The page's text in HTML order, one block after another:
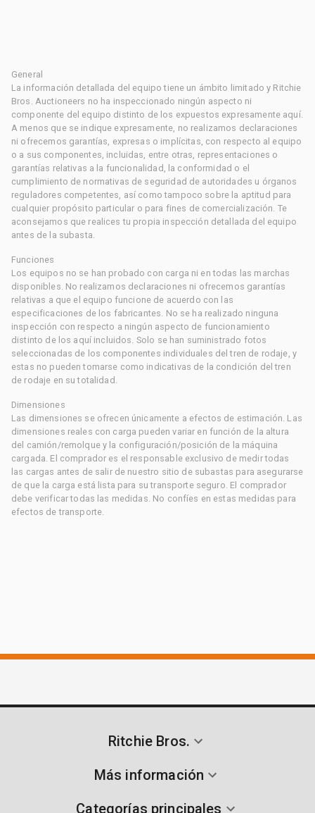
General
La información detallada del equipo tiene un ámbito limitado y Ritchie
Bros. Auctioneers no ha inspeccionado ningún aspecto ni
componente del equipo distinto de los expuestos expresamente aquí.
A menos que se indique expresamente, no realizamos declaraciones
ni ofrecemos garantías, expresas o implícitas, con respecto al equipo
o a sus componentes, incluidas, entre otras, representaciones o
garantías relativas a la funcionalidad, la conformidad o el
cumplimiento de normativas de seguridad de autoridades u órganos
reguladores competentes, así como tampoco sobre la aptitud para
cualquier propósito particular o para fines de comercialización. Te
aconsejamos que realices tu propia inspección detallada del equipo
antes de la subasta.
Funciones
Los equipos no se han probado con carga ni en todas las marchas
disponibles. No realizamos declaraciones ni ofrecemos garantías
relativas a que el equipo funcione de acuerdo con las
especificaciones de los fabricantes. No se ha realizado ninguna
inspección con respecto a ningún aspecto de funcionamiento
distinto de los aquí incluidos. Solo se han suministrado fotos
seleccionadas de los componentes individuales del tren de rodaje, y
estas no pueden tomarse como indicativas de la condición del tren
de rodaje en su totalidad.
Dimensiones
Las dimensiones se ofrecen únicamente a efectos de estimación. Las
dimensiones reales con carga pueden variar en función de la altura
del camión/remolque y la configuración/posición de la máquina
cargada. El comprador es el responsable exclusivo de medir todas
las cargas antes de salir de nuestro sitio de subastas para asegurarse
de que la carga está lista para su transporte seguro. El comprador
debe verificar todas las medidas. No confíes en estas medidas para
efectos de transporte.
Ritchie Bros.
Más información
Categorías principales